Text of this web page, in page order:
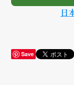
日
Save